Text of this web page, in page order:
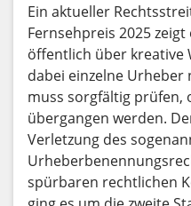
Ein aktueller
Fernsehpreis 2025
öffentlich über kreative
dabei einzelne
muss sorgfältig
übergangen werden.
Verletzung des
spürbaren rechtlichen